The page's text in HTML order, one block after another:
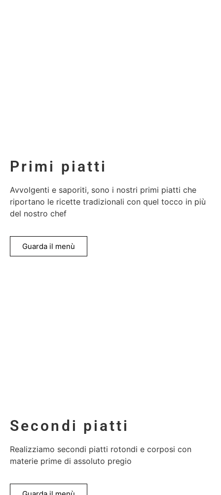
Primi piatti
Avvolgenti e saporiti, sono i nostri primi piatti che
riportano le ricette tradizionali con quel tocco in più
del nostro chef
Guarda il menù
Secondi piatti
Realizziamo secondi piatti rotondi e corposi con
materie prime di assoluto pregio